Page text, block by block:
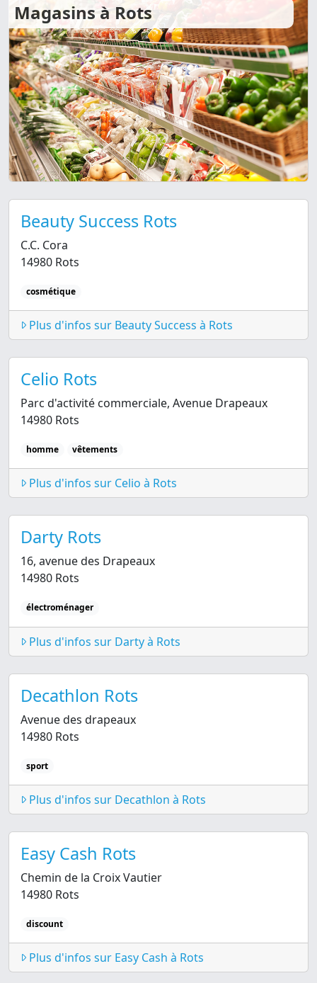
Magasins à Rots
Beauty Success Rots
C.C. Cora
14980 Rots
cosmétique
Plus d'infos sur Beauty Success à Rots
Celio Rots
Parc d'activité commerciale, Avenue Drapeaux
14980 Rots
homme vêtements
Plus d'infos sur Celio à Rots
Darty Rots
16, avenue des Drapeaux
14980 Rots
électroménager
Plus d'infos sur Darty à Rots
Decathlon Rots
Avenue des drapeaux
14980 Rots
sport
Plus d'infos sur Decathlon à Rots
Easy Cash Rots
Chemin de la Croix Vautier
14980 Rots
discount
Plus d'infos sur Easy Cash à Rots